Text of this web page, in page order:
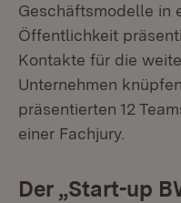
Geschäftsmodelle in
Öffentlichkeit
Kontakte für die
Unternehmen
präsentierten 12
einer Fachjury.
Der „Start-up